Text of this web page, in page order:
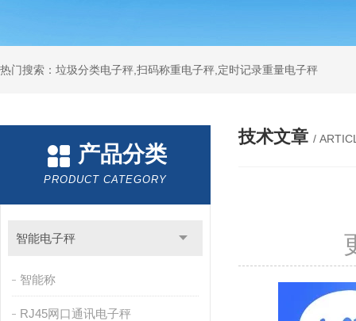
热门搜索：垃圾分类电子秤,扫码称重电子秤,定时记录重量电子秤
产品分类
PRODUCT CATEGORY
智能电子秤
智能称
RJ45网口通讯电子秤
技术文章 /